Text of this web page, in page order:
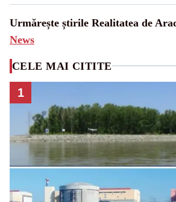
Urmărește știrile Realitatea de
News
CELE MAI CITITE
1